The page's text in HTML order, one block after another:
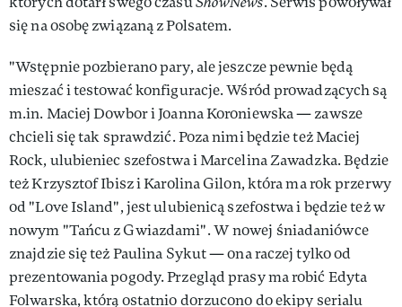
się na osobę związaną z Polsatem.
"Wstępnie pozbierano pary, ale jeszcze pewnie będą
mieszać i testować konfiguracje. Wśród prowadzących są
m.in. Maciej Dowbor i Joanna Koroniewska — zawsze
chcieli się tak sprawdzić. Poza nimi będzie też Maciej
Rock, ulubieniec szefostwa i Marcelina Zawadzka. Będzie
też Krzysztof Ibisz i Karolina Gilon, która ma rok przerwy
od "Love Island", jest ulubienicą szefostwa i będzie też w
nowym "Tańcu z Gwiazdami". W nowej śniadaniówce
znajdzie się też Paulina Sykut — ona raczej tylko od
prezentowania pogody. Przegląd prasy ma robić Edyta
Folwarska, którą ostatnio dorzucono do ekipy serialu